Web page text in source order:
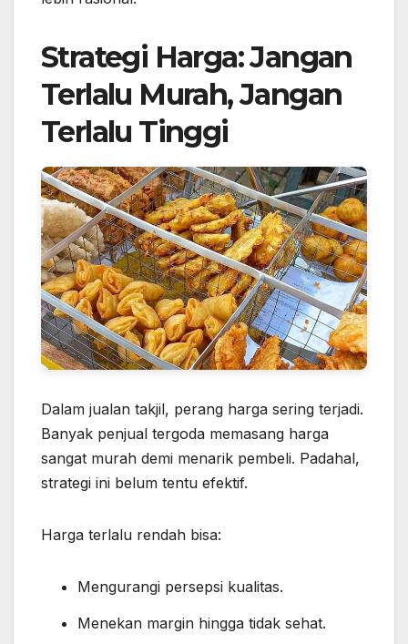
Strategi Harga: Jangan
Terlalu Murah, Jangan
Terlalu Tinggi
Dalam jualan takjil, perang harga sering terjadi.
Banyak penjual tergoda memasang harga
sangat murah demi menarik pembeli. Padahal,
strategi ini belum tentu efektif.
Harga terlalu rendah bisa:
Mengurangi persepsi kualitas.
Menekan margin hingga tidak sehat.